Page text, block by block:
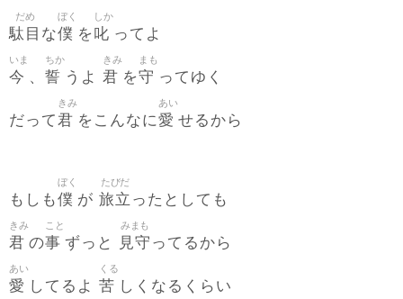
駄目
だめ
な僕
ぼく
を叱
しか
ってよ
今
いま
、 誓
ちか
うよ 君
きみ
を守
まも
ってゆく
だって君
きみ
をこんなに愛
あい
せるから
もしも僕
ぼく
が 旅立
たびだ
ったとしても
君
きみ
の事
こと
ずっと 見守
みまも
ってるから
愛
あい
してるよ 苦
くる
しくなるくらい